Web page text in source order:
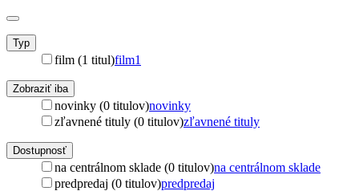
Typ
film (1 titul)film1
Zobraziť iba
novinky (0 titulov)novinky
zľavnené tituly (0 titulov)zľavnené tituly
Dostupnosť
na centrálnom sklade (0 titulov)na centrálnom sklade
predpredaj (0 titulov)predpredaj